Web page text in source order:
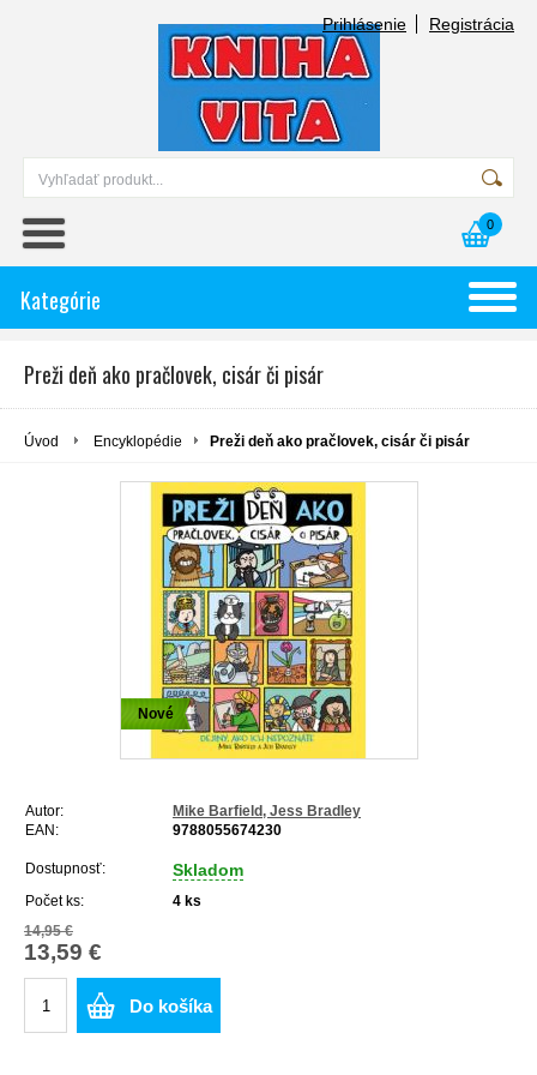
Prihlásenie Registrácia
0
Kategórie
Preži deň ako pračlovek, cisár či pisár
Úvod Encyklopédie Preži deň ako pračlovek, cisár či pisár
Nové
Autor:
Mike Barfield, Jess Bradley
EAN:
9788055674230
Dostupnosť: Skladom
Počet ks: 4 ks
14,95 €
13,59 €
Do košíka